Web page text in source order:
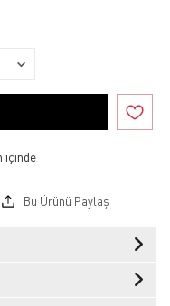
Bu Ürünü Paylaş